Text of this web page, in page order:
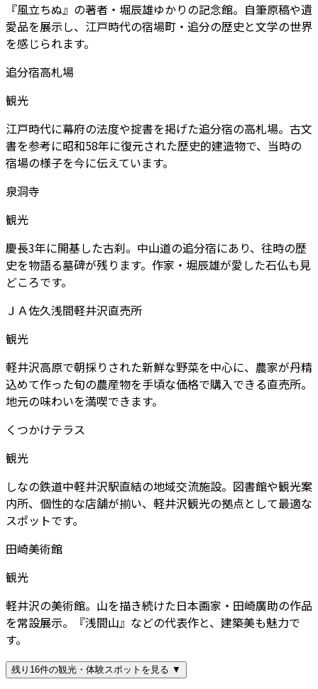
『風立ちぬ』の著者・堀辰雄ゆかりの記念館。自筆原稿や遺
愛品を展示し、江戸時代の宿場町・追分の歴史と文学の世界
を感じられます。
追分宿高札場
観光
江戸時代に幕府の法度や掟書を掲げた追分宿の高札場。古文
書を参考に昭和58年に復元された歴史的建造物で、当時の
宿場の様子を今に伝えています。
泉洞寺
観光
慶長3年に開基した古刹。中山道の追分宿にあり、往時の歴
史を物語る墓碑が残ります。作家・堀辰雄が愛した石仏も見
どころです。
ＪＡ佐久浅間軽井沢直売所
観光
軽井沢高原で朝採りされた新鮮な野菜を中心に、農家が丹精
込めて作った旬の農産物を手頃な価格で購入できる直売所。
地元の味わいを満喫できます。
くつかけテラス
観光
しなの鉄道中軽井沢駅直結の地域交流施設。図書館や観光案
内所、個性的な店舗が揃い、軽井沢観光の拠点として最適な
スポットです。
田崎美術館
観光
軽井沢の美術館。山を描き続けた日本画家・田崎廣助の作品
を常設展示。『浅間山』などの代表作と、建築美も魅力で
す。
残り16件の観光・体験スポットを見る ▼